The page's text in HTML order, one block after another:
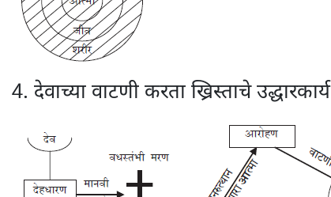
4. देवाच्या वाटणी करता ख्रिस्ताचे उद्धारकार्य